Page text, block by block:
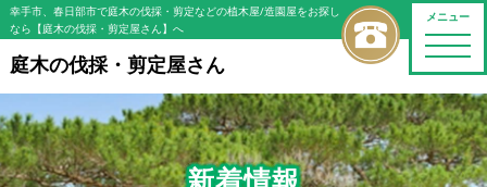
メニュー
toggle
幸手市、春日部市で庭木の伐採・剪定などの植木屋/造園屋をお探し
なら【庭木の伐採・剪定屋さん】へ
庭木の伐採・剪定屋さん